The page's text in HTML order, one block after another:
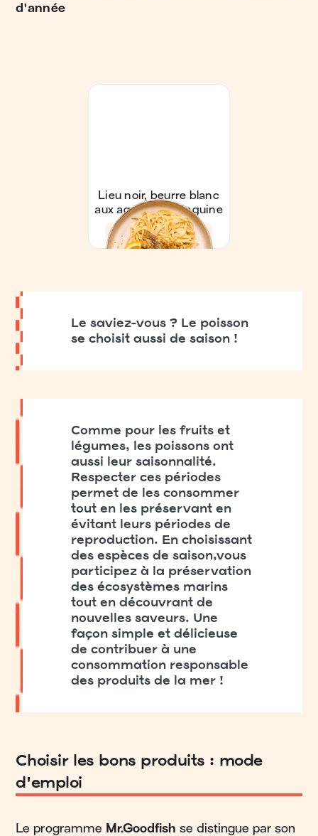
d'année
Le saviez-vous ? Le poisson
se choisit aussi de saison !
Comme pour les fruits et
légumes, les poissons ont
aussi leur saisonnalité.
Respecter ces périodes
permet de les consommer
tout en les préservant en
évitant leurs périodes de
reproduction. En choisissant
des espèces de saison,vous
participez à la préservation
des écosystèmes marins
tout en découvrant de
nouvelles saveurs. Une
façon simple et délicieuse
de contribuer à une
consommation responsable
des produits de la mer !
Choisir les bons produits : mode
d'emploi
Le programme Mr.Goodfish se distingue par son